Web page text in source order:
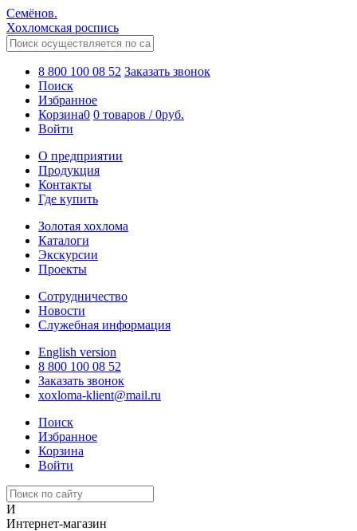
Семёнов.
Хохломская роспись
8 800 100 08 52 Заказать звонок
Поиск
Избранное
Корзина0 0 товаров /0руб.
Войти
О предприятии
Продукция
Контакты
Где купить
Золотая хохлома
Каталоги
Экскурсии
Проекты
Сотрудничество
Новости
Служебная информация
English version
8 800 100 08 52
Заказать звонок
xoxloma-klient@mail.ru
Поиск
Избранное
Корзина
Войти
И
Интернет-магазин